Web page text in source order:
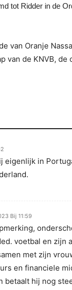
tot Ridder in de
van Oranje
van de KNVB,
eigenlijk in
Bij 11:59
voetbal en zijn
met zijn
en financiele
betaalt hij nog